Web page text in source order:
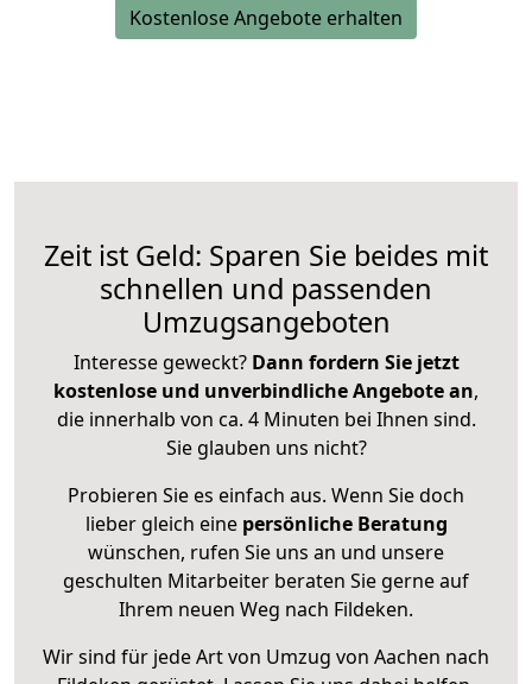
Kostenlose Angebote erhalten
Zeit ist Geld: Sparen Sie beides mit
schnellen und passenden
Umzugsangeboten
Interesse geweckt? Dann fordern Sie jetzt
kostenlose und unverbindliche Angebote an,
die innerhalb von ca. 4 Minuten bei Ihnen sind.
Sie glauben uns nicht?
Probieren Sie es einfach aus. Wenn Sie doch
lieber gleich eine persönliche Beratung
wünschen, rufen Sie uns an und unsere
geschulten Mitarbeiter beraten Sie gerne auf
Ihrem neuen Weg nach Fildeken.
Wir sind für jede Art von Umzug von Aachen nach